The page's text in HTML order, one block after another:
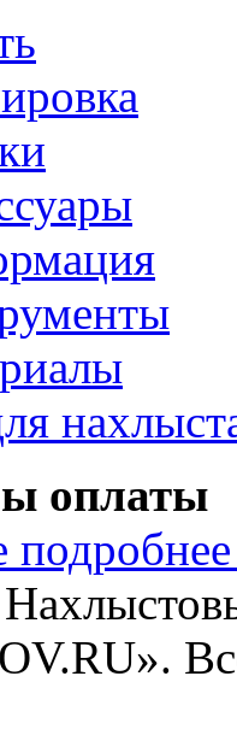
оплаты